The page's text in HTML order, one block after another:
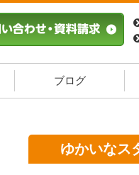
ブログ
ゆかいなス